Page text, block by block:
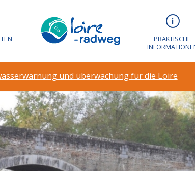
PRAKTISCHE
und überwachung für die Loire